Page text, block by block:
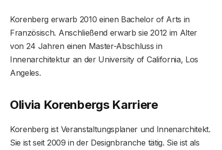
Korenberg erwarb 2010 einen Bachelor of Arts in
Französisch. Anschließend erwarb sie 2012 im Alter
von 24 Jahren einen Master-Abschluss in
Innenarchitektur an der University of California, Los
Angeles.
Olivia Korenbergs Karriere
Korenberg ist Veranstaltungsplaner und Innenarchitekt.
Sie ist seit 2009 in der Designbranche tätig. Sie ist als